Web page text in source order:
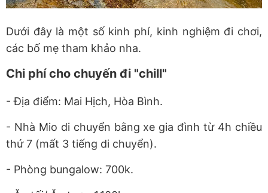
Dưới đây là một số kinh phí, kinh nghiệm đi chơi,
các bố mẹ tham khảo nha.
Chi phí cho chuyến đi "chill"
- Địa điểm: Mai Hịch, Hòa Bình.
- Nhà Mio di chuyển bằng xe gia đình từ 4h chiều
thứ 7 (mất 3 tiếng di chuyển).
- Phòng bungalow: 700k.